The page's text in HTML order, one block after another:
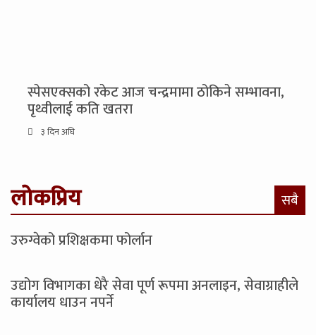
स्पेसएक्सको रकेट आज चन्द्रमामा ठोकिने सम्भावना,
पृथ्वीलाई कति खतरा
३ दिन अघि
लोकप्रिय सबै
उरुग्वेको प्रशिक्षकमा फोर्लान
उद्योग विभागका धेरै सेवा पूर्ण रूपमा अनलाइन, सेवाग्राहीले
कार्यालय धाउन नपर्ने